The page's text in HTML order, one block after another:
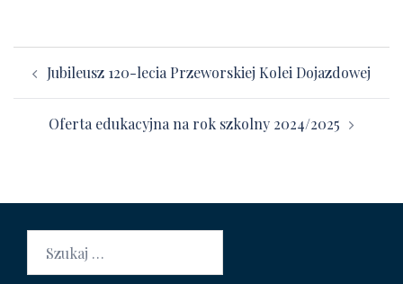
wpisy
Jubileusz 120-lecia Przeworskiej Kolei Dojazdowej
Oferta edukacyjna na rok szkolny 2024/2025